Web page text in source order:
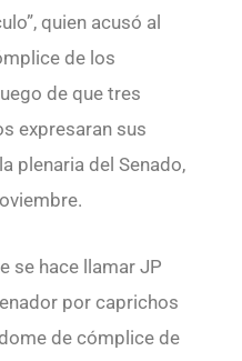
quien acusó al
de los
de que tres
expresaran sus
plenaria del Senado,
se hace llamar JP
por caprichos
de cómplice de